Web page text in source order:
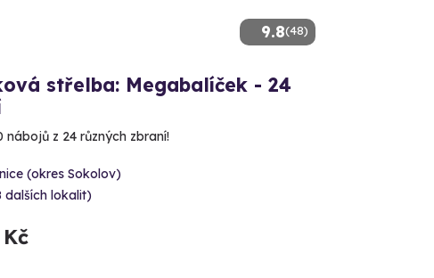
9.8(48)
střelba: Megabalíček - 24
nábojů z 24 různých zbraní!
(okres Sokolov)
dalších lokalit)